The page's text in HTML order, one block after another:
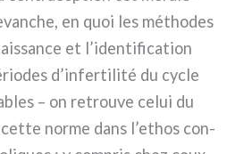
en quoi les métho­des
et l’identification
d’infertilité du cycle
– on retrou­ve celui du
cet­te nor­me dans l’ethos con­